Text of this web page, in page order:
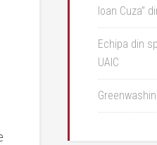
Ioan Cuza”
Echipa din
UAIC